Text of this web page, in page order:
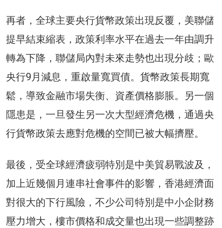
再者，全球主要央行貨幣政策出現反覆，美聯儲
提早結束縮表，政策利率水平在過去一年由調升
轉為下降，聯儲局內對未來走勢也出現分歧；歐
央行9月減息，重啟量寬買債。貨幣政策長期寬
鬆，導致金融市場失衡、資產價格膨脹。另一個
隱患是，一旦發生另一次大型經濟危機，通過央
行貨幣政策去應對危機的空間已被大幅擠壓。
最後，受全球經濟疲弱特別是中美貿易戰波及，
加上近幾個月連串社會事件的影響，香港經濟面
對很大的下行風險，不少公司特別是中小企財務
壓力增大，樓市價格和成交量也出現一些調整跡